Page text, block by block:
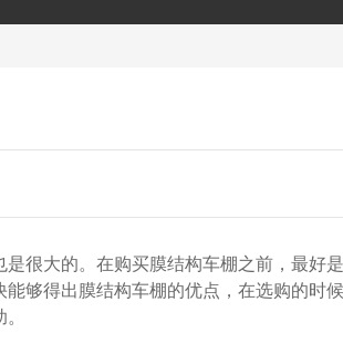
很大的。在购买膜结构车棚之前，最好
够得出膜结构车棚的优点，在选购的时